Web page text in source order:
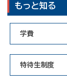
もっと知る
学費
特待生制度